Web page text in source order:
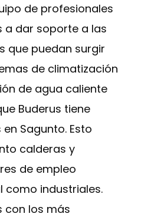
de profesionales
a dar soporte a las
que puedan surgir
de climatización
de agua caliente
Buderus tiene
Sagunto. Esto
calderas y
de empleo
como industriales.
con los más